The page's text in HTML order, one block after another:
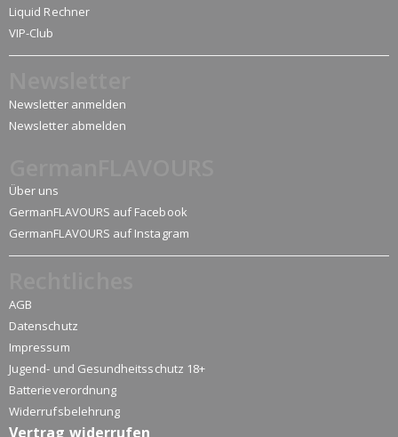
Liquid Rechner
VIP-Club
Newsletter anmelden
Newsletter abmelden
Über uns
GermanFLAVOURS auf Facebook
GermanFLAVOURS auf Instagram
AGB
Datenschutz
Impressum
Jugend- und Gesundheitsschutz 18+
Batterieverordnung
Widerrufsbelehrung
Vertrag widerrufen